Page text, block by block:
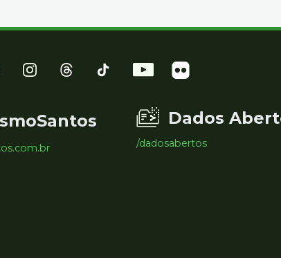
Dados
/dadosabertos